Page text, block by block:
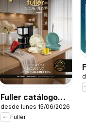
Fuller catálogo
Puntos
desde lunes 15/06/2026
Fuller